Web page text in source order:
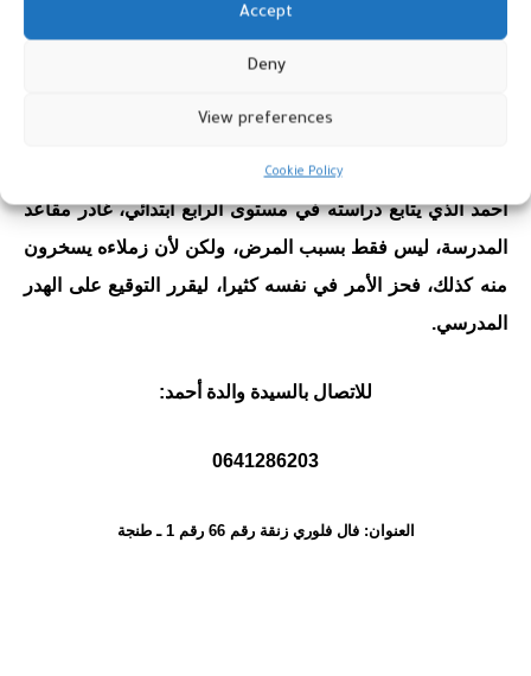
Accept
Deny
View preferences
Cookie Policy
المتاحة في فرنسا تتطلب الكثير من المصاريف المادية، لهذا فإن
أسرة أحمد بوليف توجه هذا النداء للمحسنين الراغبين في
أحمد الذي يتابع دراسته في مستوى الرابع ابتدائي، غادر مقاعد
المدرسة، ليس فقط بسبب المرض، ولكن لأن زملاءه يسخرون
منه كذلك، فحز الأمر في نفسه كثيرا، ليقرر التوقيع على الهدر
المدرسي.
للاتصال بالسيدة والدة أحمد:
0641286203
العنوان: فال فلوري زنقة رقم 66 رقم 1 ـ طنجة